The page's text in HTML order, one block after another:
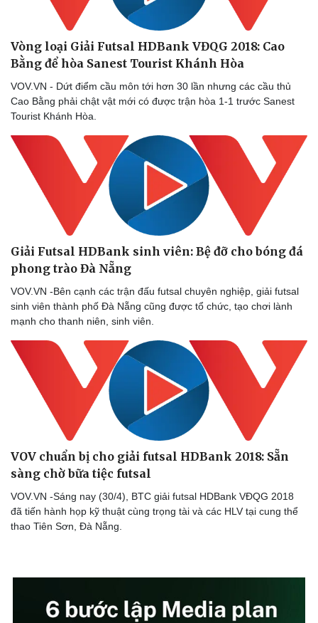
Doanh nghiệp
Thông tin doanh nghiệp
Doanh nghiệp 24h
Doanh nhân
Vì cộng đồng
Công nghệ
Sành điệu
Tin Công nghệ
Trải nghiệm
Chuyển đổi số
Vòng loại Giải Futsal HDBank VĐQG 2018: Cao
Bằng để hòa Sanest Tourist Khánh Hòa
VOV.VN - Dứt điểm cầu môn tới hơn 30 lần nhưng các cầu thủ
Cao Bằng phải chật vật mới có được trận hòa 1-1 trước Sanest
Tourist Khánh Hòa.
Giải Futsal HDBank sinh viên: Bệ đỡ cho bóng đá
phong trào Đà Nẵng
VOV.VN -Bên cạnh các trận đấu futsal chuyên nghiệp, giải futsal
sinh viên thành phố Đà Nẵng cũng được tổ chức, tạo chơi lành
mạnh cho thanh niên, sinh viên.
VOV chuẩn bị cho giải futsal HDBank 2018: Sẵn
sàng chờ bữa tiệc futsal
VOV.VN -Sáng nay (30/4), BTC giải futsal HDBank VĐQG 2018
đã tiến hành họp kỹ thuật cùng trọng tài và các HLV tại cung thể
thao Tiên Sơn, Đà Nẵng.